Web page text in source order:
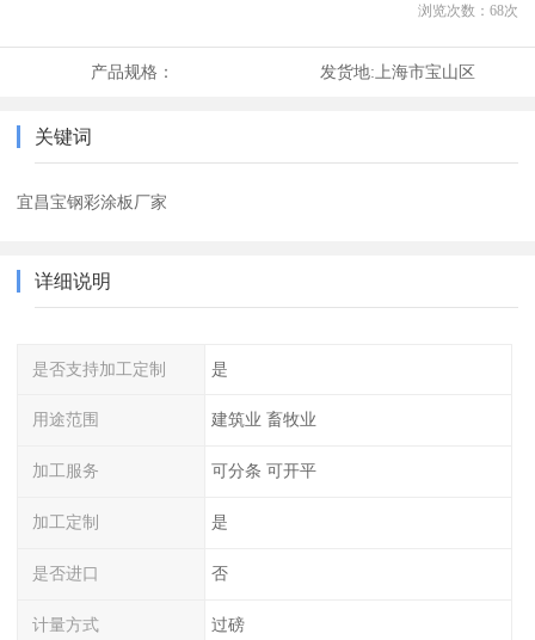
浏览次数： 68次
产品规格： 发货地:上海市宝山区
关键词
宜昌宝钢彩涂板厂家
详细说明
是否支持加工定制 是
用途范围 建筑业 畜牧业
加工服务 可分条 可开平
加工定制 是
是否进口 否
计量方式 过磅